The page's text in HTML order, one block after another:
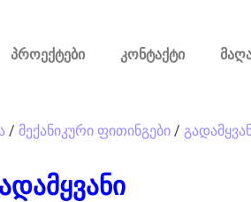
პროექტები კონტაქტი
/ მექანიკური ფითინგები/